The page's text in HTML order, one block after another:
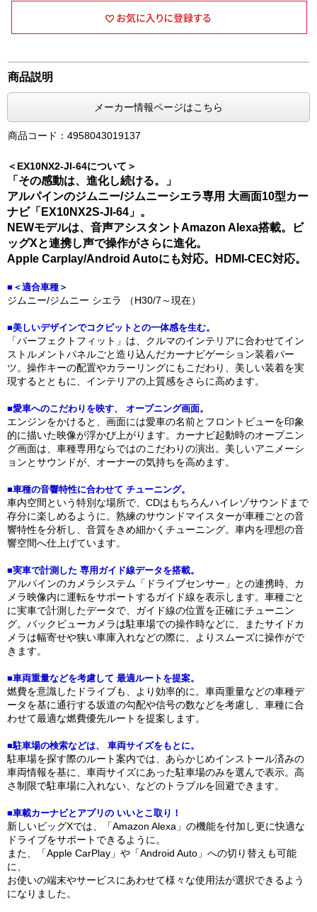
商品説明
メーカー情報ページはこちら
商品コード：4958043019137
＜EX10NX2-JI-64について＞
「その感動は、進化し続ける。」
アルパインのジムニー/ジムニーシエラ専用 大画面10型カー
ナビ「EX10NX2S-JI-64」。
NEWモデルは、音声アシスタントAmazon Alexa搭載。ビ
ッグXと連携し声で操作がさらに進化。
Apple Carplay/Android Autoにも対応。HDMI-CEC対応。
■＜適合車種＞
ジムニー/ジムニー シエラ （H30/7～現在）
■美しいデザインでコクピットとの一体感を生む。
「パーフェクトフィット」は、クルマのインテリアに合わせてイン
ストルメントパネルごと造り込んだカーナビゲーション装着パー
ツ。操作キーの配置やカラーリングにもこだわり、美しい装着を実
現するとともに、インテリアの上質感をさらに高めます。
■愛車へのこだわりを映す、 オープニング画面。
エンジンをかけると、画面には愛車の名前とフロントビューを印象
的に描いた映像が浮かび上がります。カーナビ起動時のオープニン
グ画面は、車種専用ならではのこだわりの演出。美しいアニメーシ
ョンとサウンドが、オーナーの気持ちを高めます。
■車種の音響特性に合わせて チューニング。
車内空間という特別な場所で、CDはもちろんハイレゾサウンドまで
存分に楽しめるように。熟練のサウンドマイスターが車種ごとの音
響特性を分析し、音質をきめ細かくチューニング。車内を理想の音
響空間へ仕上げています。
■実車で計測した 専用ガイド線データを搭載。
アルパインのカメラシステム「ドライブセンサー」との連携時、カ
メラ映像内に運転をサポートするガイド線を表示します。車種ごと
に実車で計測したデータで、ガイド線の位置を正確にチューニン
グ。バックビューカメラは駐車場での操作時などに、またサイドカ
メラは幅寄せや狭い車庫入れなどの際に、よりスムーズに操作がで
きます。
■車両重量などを考慮して 最適ルートを提案。
燃費を意識したドライブも、より効率的に。車両重量などの車種デ
ータを基に通行する坂道の勾配や信号の数などを考慮し、車種に合
わせて最適な燃費優先ルートを提案します。
■駐車場の検索などは、 車両サイズをもとに。
駐車場を探す際のルート案内では、あらかじめインストール済みの
車両情報を基に、車両サイズにあった駐車場のみを選んで表示。高
さ制限で駐車場に入れない、などのトラブルを回避できます。
■車載カーナビとアプリの いいとこ取り！
新しいビッグXでは、「Amazon Alexa」の機能を付加し更に快適な
ドライブをサポートできるように。
また、「Apple CarPlay」や「Android Auto」への切り替えも可能
に、
お使いの端末やサービスにあわせて様々な使用法が選択できるよう
になりました。